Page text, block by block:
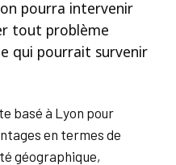
pourra intervenir
tout problème
qui pourrait survenir
basé à Lyon pour
en termes de
géographique,